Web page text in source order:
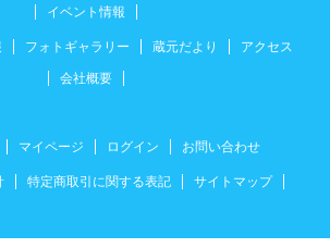
イベント情報
フォトギャラリー 蔵元だより アクセス
会社概要
マイページ ログイン お問い合わせ
特定商取引に関する表記 サイトマップ